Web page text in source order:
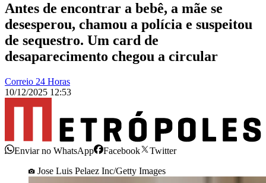
Antes de encontrar a bebê, a mãe se
desesperou, chamou a polícia e suspeitou
de sequestro. Um card de
desaparecimento chegou a circular
Correio 24 Horas
10/12/2025 12:53
Enviar no WhatsApp Facebook
Twitter
Jose Luis Pelaez Inc/Getty Images